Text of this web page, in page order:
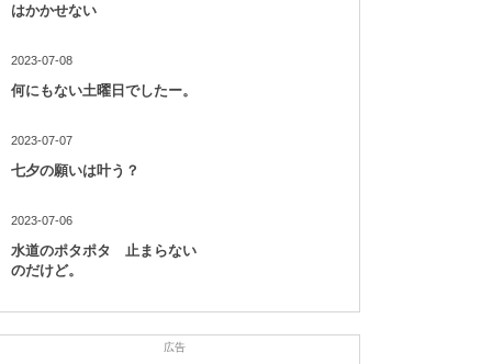
はかかせない
2023-07-08
何にもない土曜日でしたー。
2023-07-07
七夕の願いは叶う？
2023-07-06
水道のポタポタ 止まらない
のだけど。
広告